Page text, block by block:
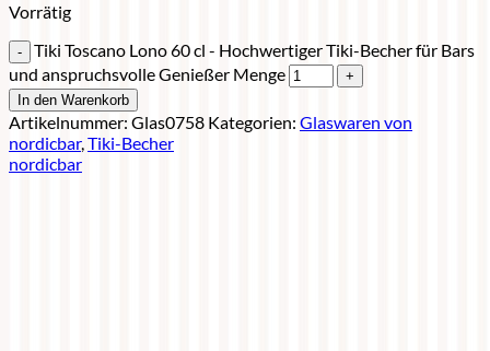
Vorrätig
Tiki Toscano Lono 60 cl - Hochwertiger Tiki-Becher für Bars
und anspruchsvolle Genießer Menge
In den Warenkorb
Artikelnummer: Glas0758 Kategorien: Glaswaren von
nordicbar,Tiki-Becher
nordicbar